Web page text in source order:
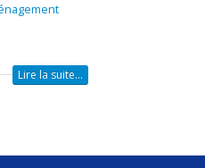
Lire la suite...